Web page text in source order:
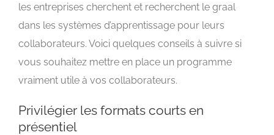
les entreprises cherchent et recherchent le graal
dans les systèmes d’apprentissage pour leurs
collaborateurs. Voici quelques conseils à suivre si
vous souhaitez mettre en place un programme
vraiment utile à vos collaborateurs.
Privilégier les formats courts en
présentiel